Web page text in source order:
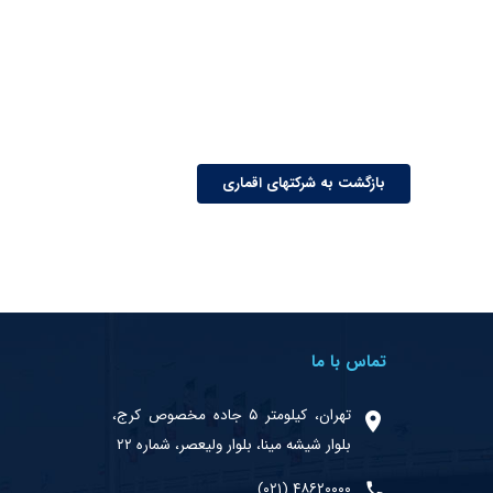
بازگشت به شرکتهای اقماری
تماس با ما
تهران، کیلومتر ۵ جاده مخصوص کرج،
بلوار شیشه مینا، بلوار ولیعصر، شماره ۲۲